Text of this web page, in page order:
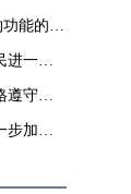
能的通
进一步
遵守当
步加强